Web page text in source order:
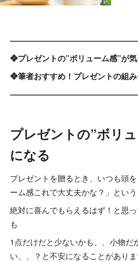
❖プレゼントの”ボリューム感”が
❖筆者おすすめ！プレゼントの組
プレゼントの”ボリ
になる
プレゼントを贈るとき、いつも頭
ーム感これで大丈夫かな？」という
絶対に喜んでもらえるはず！と思
も
1点だけだと少ないかも、、小物だ
い、、？と不安になることがありま